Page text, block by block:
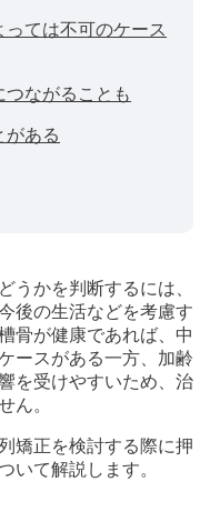
ては不可のケース
つながることも
がある
うかを判断するには、
後の生活などを考慮す
骨が健康であれば、中
ースがある一方、加齢
を受けやすいため、治
ん。
矯正を検討する際に押
いて解説します。